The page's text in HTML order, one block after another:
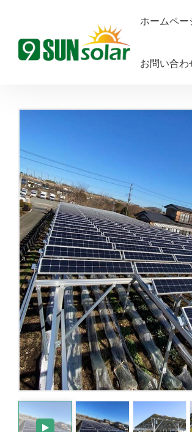
ホームペー
お問い合わ
ファームマウンティング